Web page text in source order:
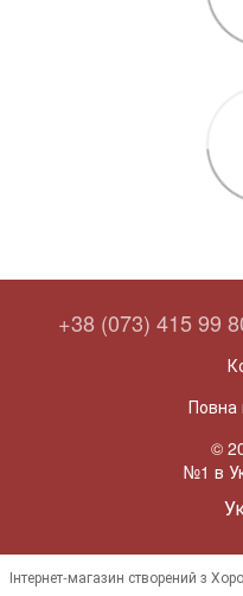
+38 (073) 415 99
Повна
©
№1 в
Інтернет-магазин створений з